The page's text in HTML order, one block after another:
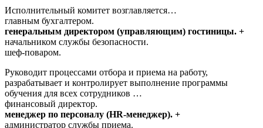
Исполнительный комитет возглавляется…
главным бухгалтером.
генеральным директором (управляющим) гостиницы. +
начальником службы безопасности.
шеф-поваром.
Руководит процессами отбора и приема на работу,
разрабатывает и контролирует выполнение программы
обучения для всех сотрудников …
финансовый директор.
менеджер по персоналу (HR-менеджер). +
администратор службы приема.